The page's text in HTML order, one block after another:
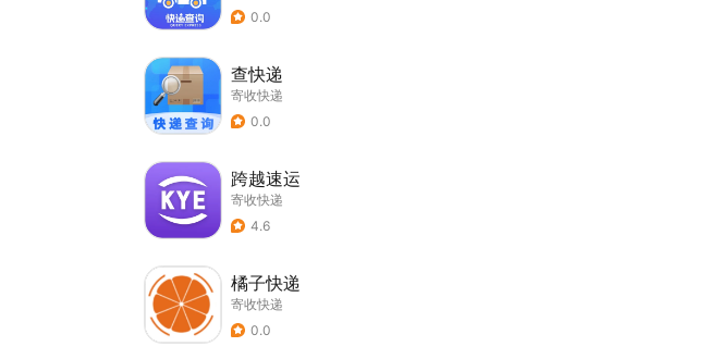
0.0
查快递
寄收快递
0.0
跨越速运
寄收快递
4.6
橘子快递
寄收快递
0.0